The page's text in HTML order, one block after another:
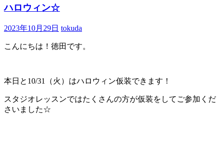
ハロウィン☆
2023年10月29日 tokuda
こんにちは！徳田です。
本日と10/31（火）はハロウィン仮装できます！
スタジオレッスンではたくさんの方が仮装をしてご参加くだ
さいました☆